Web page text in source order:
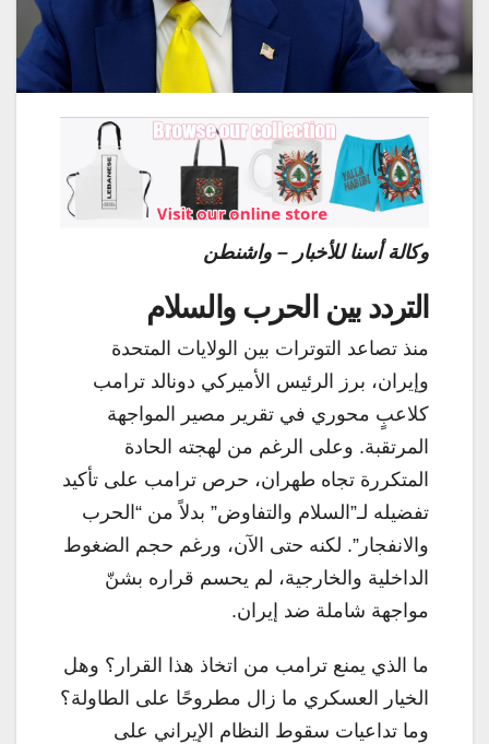
وكالة أسنا للأخبار – واشنطن
التردد بين الحرب والسلام
منذ تصاعد التوترات بين الولايات المتحدة
وإيران، برز الرئيس الأميركي دونالد ترامب
كلاعبٍ محوري في تقرير مصير المواجهة
المرتقبة. وعلى الرغم من لهجته الحادة
المتكررة تجاه طهران، حرص ترامب على تأكيد
تفضيله لـ”السلام والتفاوض” بدلاً من “الحرب
والانفجار”. لكنه حتى الآن، ورغم حجم الضغوط
الداخلية والخارجية، لم يحسم قراره بشنّ
مواجهة شاملة ضد إيران.
ما الذي يمنع ترامب من اتخاذ هذا القرار؟ وهل
الخيار العسكري ما زال مطروحًا على الطاولة؟
وما تداعيات سقوط النظام الإيراني على